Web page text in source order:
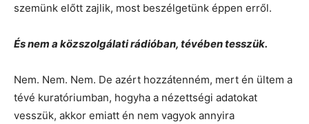
szemünk előtt zajlik, most beszélgetünk éppen erről.
És nem a közszolgálati rádióban, tévében tesszük.
Nem. Nem. Nem. De azért hozzátenném, mert én ültem a
tévé kuratóriumban, hogyha a nézettségi adatokat
vesszük, akkor emiatt én nem vagyok annyira